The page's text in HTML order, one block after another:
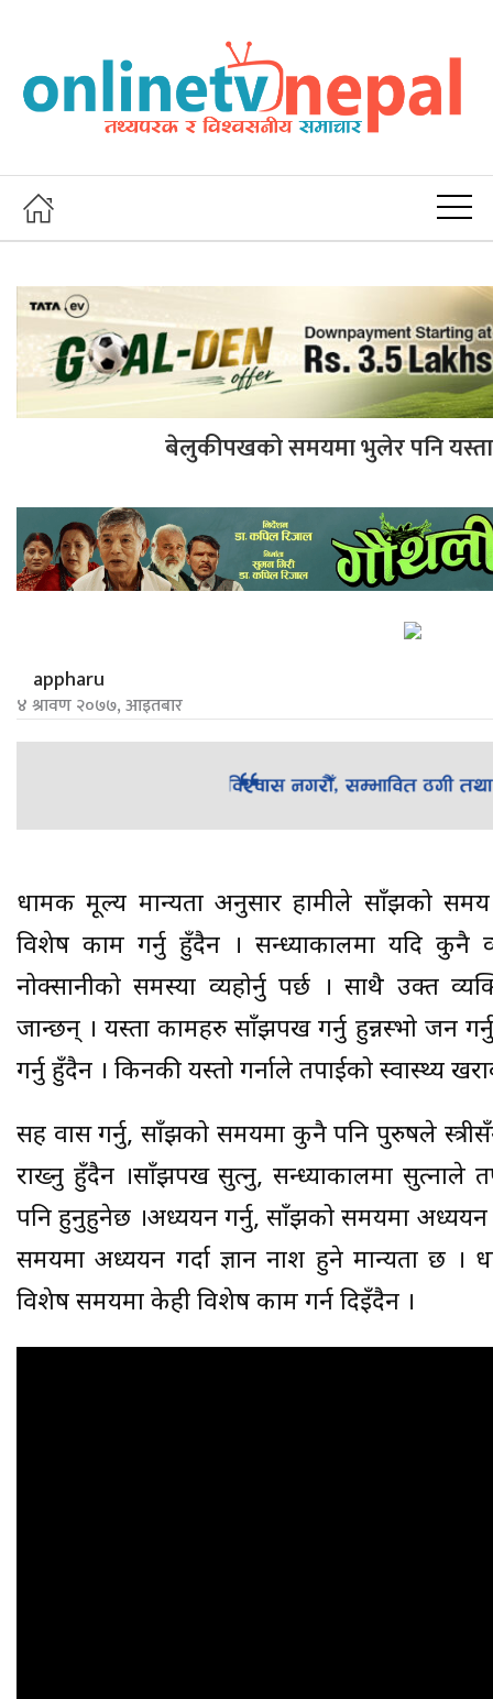
बेलुकीपखको समयमा भुलेर पनि
appharu
४ श्रावण २०७७, आइतबार
धार्मिक मूल्य मान्यता अनुसार हामीले साँझको
विशेष काम गर्नु हुँदैन । सन्ध्याकालमा यदि कुनै
नोक्सानीको समस्या व्यहोर्नु पर्छ । साथै उक्त
जान्छन् । यस्ता कामहरु साँझपख गर्नु हुन्नस्भो जन
गर्नु हुँदैन । किनकी यस्तो गर्नाले तपाईको स्वास्थ्य
सह वास गर्नु, साँझको समयमा कुनै पनि पुरुषले
राख्नु हुँदैन ।साँझपख सुत्नु, सन्ध्याकालमा सुत्नाले
पनि हुनुहुनेछ ।अध्ययन गर्नु, साँझको समयमा
समयमा अध्ययन गर्दा ज्ञान नाश हुने मान्यता छ ।
विशेष समयमा केही विशेष काम गर्न दिइँदैन ।